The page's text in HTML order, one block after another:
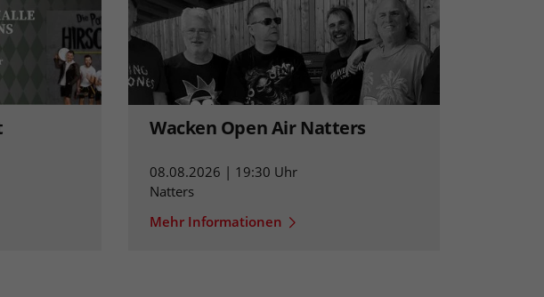
Wacken Open Air Natters
08.08.2026 | 19:30 Uhr
Natters
Mehr Informationen